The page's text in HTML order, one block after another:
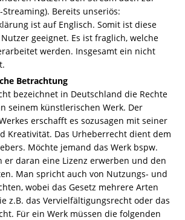
Streaming). Bereits unseriös:
ist auf Englisch. Somit ist diese
geeignet. Es ist fraglich, welche
werden. Insgesamt ein nicht
Betrachtung
bezeichnet in Deutschland die Rechte
seinem künstlerischen Werk. Der
erschafft es sozusagen mit seiner
Kreativität. Das Urheberrecht dient dem
Möchte jemand das Werk bspw.
er daran eine Lizenz erwerben und den
Man spricht auch von Nutzungs- und
wobei das Gesetz mehrere Arten
z.B. das Vervielfältigungsrecht oder das
Für ein Werk müssen die folgenden